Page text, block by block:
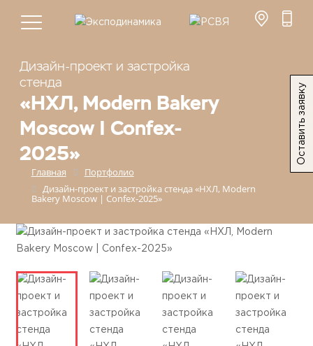
Главная
Портфолио
Дизайн-проект и застройка стенда «НХЛ, Modern
Bakery Moscow | Confex-2025»
Дизайн-проект и застройка
стенда
«НХЛ, Modern Bakery
Moscow | Confex-
2025»
Оставить заявку